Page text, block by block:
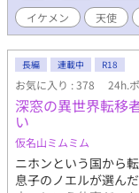
入れてしまうことが
さい… ＊ストックが
しれないです ＊愛さ
ってあげてください
イケメン
天使
長編 連載中 R18
お気に入り : 378 24h.
深窓の異世界転移
い
仮名山ミムミム
ニホンという国から
息子のノエルが選ん